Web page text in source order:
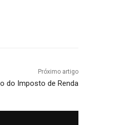
Próximo artigo
do Imposto de Renda